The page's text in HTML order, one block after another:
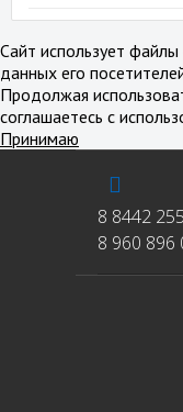
8 8442
8 960 896
Сайт использует
данных его
Продолжая
соглашаетесь с
Принимаю